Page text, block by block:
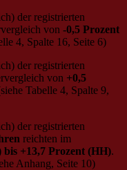
der registrierten
von -0,5 Prozent
4, Spalte 16, Seite 6)
der registrierten
von +0,5
Tabelle 4, Spalte 9,
der registrierten
reichten im
bis +13,7 Prozent (HH).
Anhang, Seite 10)